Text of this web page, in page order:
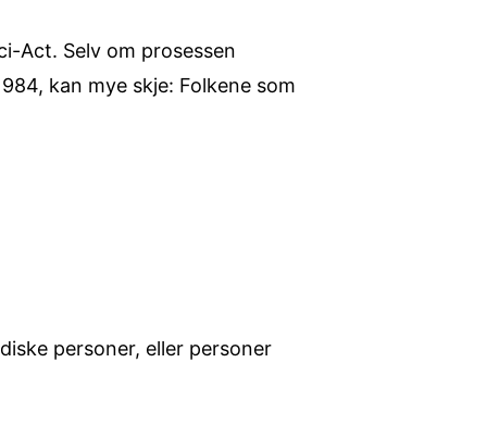
Act. Selv om prosessen
kan mye skje: Folkene som
personer, eller personer